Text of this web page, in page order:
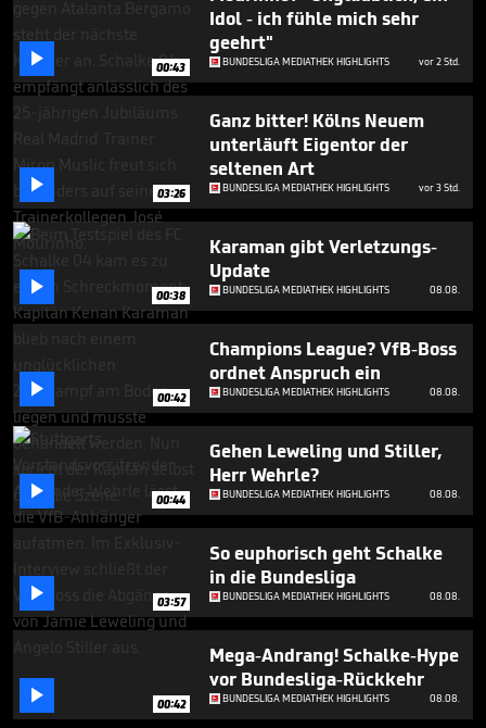
 00:43
Idol - ich fühle mich sehr
geehrt"
BUNDESLIGA MEDIATHEK HIGHLIGHTS vor 2 Std.
 03:26
Ganz bitter! Kölns Neuem
unterläuft Eigentor der
seltenen Art
BUNDESLIGA MEDIATHEK HIGHLIGHTS vor 3 Std.
 00:38
Karaman gibt Verletzungs-
Update
BUNDESLIGA MEDIATHEK HIGHLIGHTS 08.08.
 00:42
Champions League? VfB-Boss
ordnet Anspruch ein
BUNDESLIGA MEDIATHEK HIGHLIGHTS 08.08.
 00:44
Gehen Leweling und Stiller,
Herr Wehrle?
BUNDESLIGA MEDIATHEK HIGHLIGHTS 08.08.
 03:57
So euphorisch geht Schalke
in die Bundesliga
BUNDESLIGA MEDIATHEK HIGHLIGHTS 08.08.
 00:42
Mega-Andrang! Schalke-Hype
vor Bundesliga-Rückkehr
BUNDESLIGA MEDIATHEK HIGHLIGHTS 08.08.